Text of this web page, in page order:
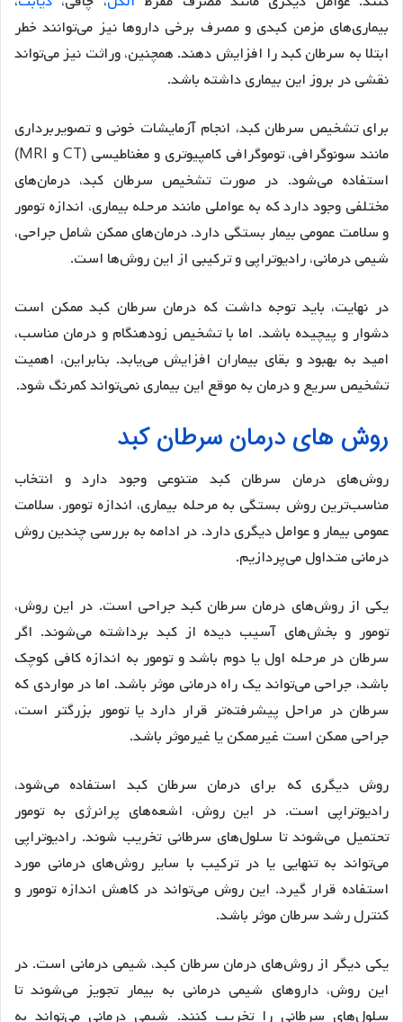
بیماری‌های مزمن کبدی و مصرف برخی داروها نیز می‌توانند خطر
ابتلا به سرطان کبد را افزایش دهند. همچنین، وراثت نیز می‌تواند
نقشی در بروز این بیماری داشته باشد.
برای تشخیص سرطان کبد، انجام آزمایشات خونی و تصویربرداری
مانند سونوگرافی، توموگرافی کامپیوتری و مغناطیسی (CT و MRI)
استفاده می‌شود. در صورت تشخیص سرطان کبد، درمان‌های
مختلفی وجود دارد که به عواملی مانند مرحله بیماری، اندازه تومور
و سلامت عمومی بیمار بستگی دارد. درمان‌های ممکن شامل جراحی،
شیمی درمانی، رادیوتراپی و ترکیبی از این روش‌ها است.
در نهایت، باید توجه داشت که درمان سرطان کبد ممکن است
دشوار و پیچیده باشد. اما با تشخیص زودهنگام و درمان مناسب،
امید به بهبود و بقای بیماران افزایش می‌یابد. بنابراین، اهمیت
تشخیص سریع و درمان به موقع این بیماری نمی‌تواند کمرنگ شود.
روش های درمان سرطان کبد
روش‌های درمان سرطان کبد متنوعی وجود دارد و انتخاب
مناسب‌ترین روش بستگی به مرحله بیماری، اندازه تومور، سلامت
عمومی بیمار و عوامل دیگری دارد. در ادامه به بررسی چندین روش
درمانی متداول می‌پردازیم.
یکی از روش‌های درمان سرطان کبد جراحی است. در این روش،
تومور و بخش‌های آسیب دیده از کبد برداشته می‌شوند. اگر
سرطان در مرحله اول یا دوم باشد و تومور به اندازه کافی کوچک
باشد، جراحی می‌تواند یک راه درمانی موثر باشد. اما در مواردی که
سرطان در مراحل پیشرفته‌تر قرار دارد یا تومور بزرگتر است،
جراحی ممکن است غیرممکن یا غیرموثر باشد.
روش دیگری که برای درمان سرطان کبد استفاده می‌شود،
رادیوتراپی است. در این روش، اشعه‌های پرانرژی به تومور
تحتمیل می‌شوند تا سلول‌های سرطانی تخریب شوند. رادیوتراپی
می‌تواند به تنهایی یا در ترکیب با سایر روش‌های درمانی مورد
استفاده قرار گیرد. این روش می‌تواند در کاهش اندازه تومور و
کنترل رشد سرطان موثر باشد.
یکی دیگر از روش‌های درمان سرطان کبد، شیمی درمانی است. در
این روش، داروهای شیمی درمانی به بیمار تجویز می‌شوند تا
سلول‌های سرطانی را تخریب کنند. شیمی درمانی می‌تواند به